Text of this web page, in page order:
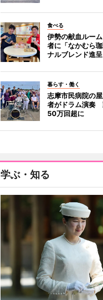
食べる
伊勢の献血ルー
者に「なかむら
ナルブレンド進呈
暮らす・働く
志摩市民病院の
者がドラム演奏
50万回超に
学ぶ・知る